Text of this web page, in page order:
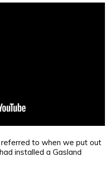
referred to when we put out
installed a Gasland